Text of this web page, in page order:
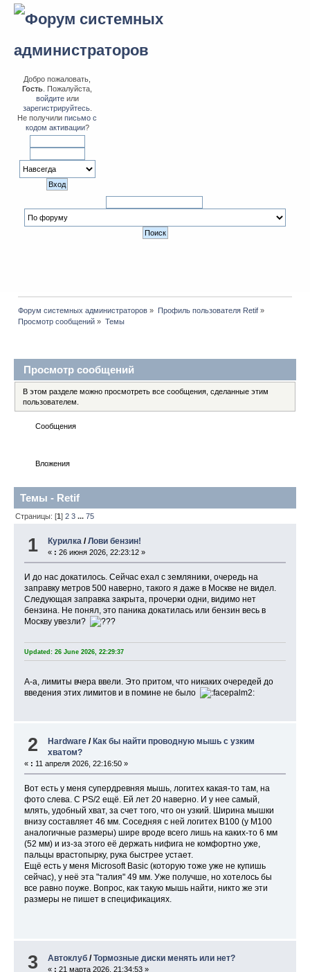
Добро пожаловать,
Гость . Пожалуйста,
войдитеили
зарегистрируйтесь.
Не получилиписьмо с
кодом активации?
Форум системных администраторов » Профиль пользователя Retif»
Просмотр сообщений » Темы
Просмотр сообщений
В этом разделе можно просмотреть все сообщения, сделанные этим
пользователем.
Сообщения
Вложения
Темы - Retif
Страницы: [1]2 3 ...75
1 Курилка /Лови бензин!
« : 26 июня 2026, 22:23:12 »
И до нас докатилось. Сейчас ехал с земляники, очередь на
заправку метров 500 наверно, такого я даже в Москве не видел.
Следующая заправка закрыта, прочерки одни, видимо нет
бензина. Не понял, это паника докатилась или бензин весь в
Москву увезли?
Updated: 26 June 2026, 22:29:37
А-а, лимиты вчера ввели. Это притом, что никаких очередей до
введения этих лимитов и в помине не было
2 Hardware /Как бы найти проводную мышь с узким
хватом?
« : 11 апреля 2026, 22:16:50 »
Вот есть у меня супердревняя мышь, логитех какая-то там, на
фото слева. С PS/2 ещё. Ей лет 20 наверно. И у нее самый,
млять, удобный хват, за счет того, что он узкий. Ширина мышки
внизу составляет 46 мм. Соседняя с ней логитех B100 (у M100
аналогичные размеры) шире вроде всего лишь на каких-то 6 мм
(52 мм) и из-за этого её держать нифига не комфортно уже,
пальцы врастопырку, рука быстрее устает.
Ещё есть у меня Microsoft Basic (которую тоже уже не купишь
сейчас), у неё эта "талия" 49 мм. Уже получше, но хотелось бы
все равно поуже. Вопрос, как такую мышь найти, никто же эти
размеры не пишет в спецификациях.
3 Автоклуб /Тормозные диски менять или нет?
« : 21 марта 2026, 21:34:53 »